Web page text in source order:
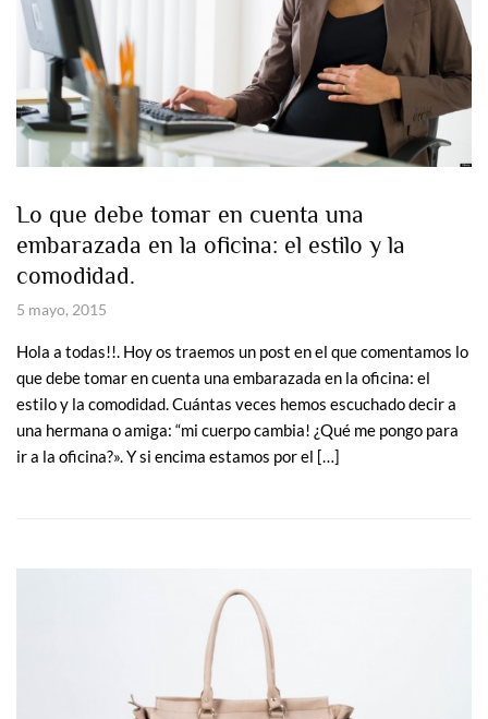
Lo que debe tomar en cuenta una
embarazada en la oficina: el estilo y la
comodidad.
5 mayo, 2015
Hola a todas!!. Hoy os traemos un post en el que comentamos lo
que debe tomar en cuenta una embarazada en la oficina: el
estilo y la comodidad. Cuántas veces hemos escuchado decir a
una hermana o amiga: “mi cuerpo cambia! ¿Qué me pongo para
ir a la oficina?». Y si encima estamos por el […]